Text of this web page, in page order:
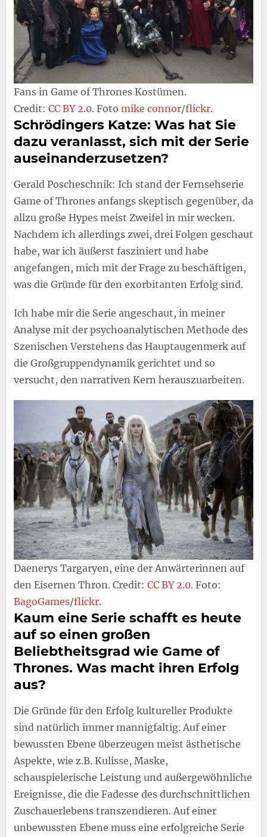
Fans in Game of Thrones Kostümen.
Credit: CC BY 2.0. Foto mike connor/flickr.
Schrödingers Katze: Was hat Sie
dazu veranlasst, sich mit der Serie
auseinanderzusetzen?
Gerald Poscheschnik: Ich stand der Fernsehserie
Game of Thrones anfangs skeptisch gegenüber, da
allzu große Hypes meist Zweifel in mir wecken.
Nachdem ich allerdings zwei, drei Folgen geschaut
habe, war ich äußerst fasziniert und habe
angefangen, mich mit der Frage zu beschäftigen,
was die Gründe für den exorbitanten Erfolg sind.
Ich habe mir die Serie angeschaut, in meiner
Analyse mit der psychoanalytischen Methode des
Szenischen Verstehens das Hauptaugenmerk auf
die Großgruppendynamik gerichtet und so
versucht, den narrativen Kern herauszuarbeiten.
Daenerys Targaryen, eine der Anwärterinnen auf
den Eisernen Thron. Credit: CC BY 2.0. Foto:
BagoGames/flickr.
Kaum eine Serie schafft es heute
auf so einen großen
Beliebtheitsgrad wie Game of
Thrones. Was macht ihren Erfolg
aus?
Die Gründe für den Erfolg kultureller Produkte
sind natürlich immer mannigfaltig. Auf einer
bewussten Ebene überzeugen meist ästhetische
Aspekte, wie z.B. Kulisse, Maske,
schauspielerische Leistung und außergewöhnliche
Ereignisse, die die Fadesse des durchschnittlichen
Zuschauerlebens transzendieren. Auf einer
unbewussten Ebene muss eine erfolgreiche Serie